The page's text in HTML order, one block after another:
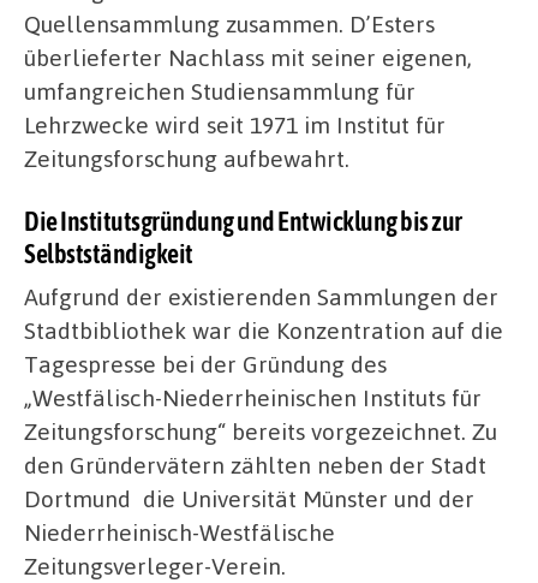
Quellensammlung zusammen. D’Esters
überlieferter Nachlass mit seiner eigenen,
umfangreichen Studiensammlung für
Lehrzwecke wird seit 1971 im Institut für
Zeitungsforschung aufbewahrt.
Die Institutsgründung und Entwicklung bis zur
Selbstständigkeit
Aufgrund der existierenden Sammlungen der
Stadtbibliothek war die Konzentration auf die
Tagespresse bei der Gründung des
„Westfälisch-Niederrheinischen Instituts für
Zeitungsforschung“ bereits vorgezeichnet. Zu
den Gründervätern zählten neben der Stadt
Dortmund die Universität Münster und der
Niederrheinisch-Westfälische
Zeitungsverleger-Verein.